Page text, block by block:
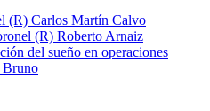
(R) Carlos Martín Calvo
(R) Roberto Arnaiz
del sueño en operaciones
Bruno